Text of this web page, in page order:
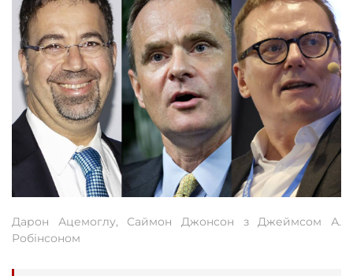
Дарон Ацемоглу, Саймон Джонсон з Джеймсом А.
Робінсоном